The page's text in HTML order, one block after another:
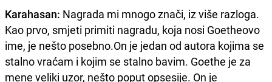
Karahasan: Nagrada mi mnogo znači, iz više razloga.
Kao prvo, smjeti primiti nagradu, koja nosi Goetheovo
ime, je nešto posebno.On je jedan od autora kojima se
stalno vraćam i kojim se stalno bavim. Goethe je za
mene veliki uzor, nešto poput opsesije. On je